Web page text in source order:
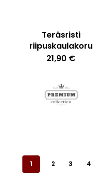
Teräsristi
riipuskaulakoru
21,90 €
1 2 3 4